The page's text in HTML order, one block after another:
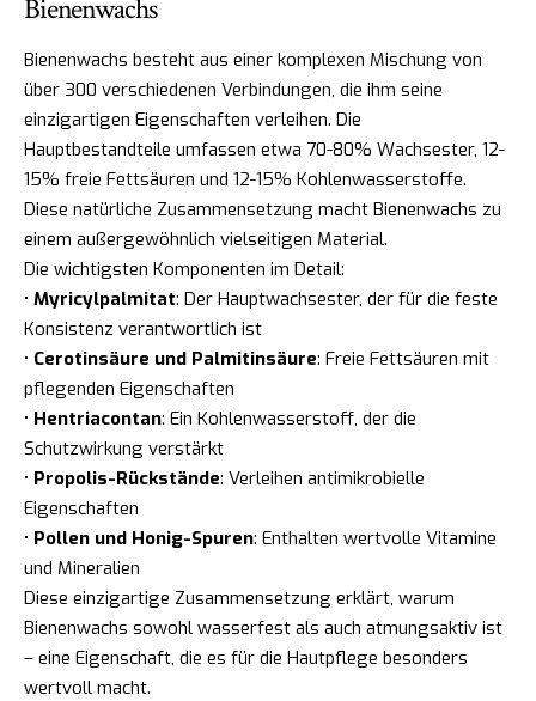
Bienenwachs
Bienenwachs besteht aus einer komplexen Mischung von
über 300 verschiedenen Verbindungen, die ihm seine
einzigartigen Eigenschaften verleihen. Die
Hauptbestandteile umfassen etwa 70-80% Wachsester, 12-
15% freie Fettsäuren und 12-15% Kohlenwasserstoffe.
Diese natürliche Zusammensetzung macht Bienenwachs zu
einem außergewöhnlich vielseitigen Material.
Die wichtigsten Komponenten im Detail:
• Myricylpalmitat: Der Hauptwachsester, der für die feste
Konsistenz verantwortlich ist
• Cerotinsäure und Palmitinsäure: Freie Fettsäuren mit
pflegenden Eigenschaften
• Hentriacontan: Ein Kohlenwasserstoff, der die
Schutzwirkung verstärkt
• Propolis-Rückstände: Verleihen antimikrobielle
Eigenschaften
• Pollen und Honig-Spuren: Enthalten wertvolle Vitamine
und Mineralien
Diese einzigartige Zusammensetzung erklärt, warum
Bienenwachs sowohl wasserfest als auch atmungsaktiv ist
– eine Eigenschaft, die es für die Hautpflege besonders
wertvoll macht.